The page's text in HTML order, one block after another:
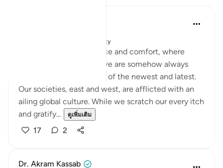
Muslim American Society
In this age of convenience and comfort, where
material ease abounds, we are somehow always
exhausted by the pursuit of the newest and latest.
Our societies, east and west, are afflicted with an
ailing global culture. While we scratch our every itch
and gratify...
ดูเพิ่มเติม
17 2
Dr. Akram Kassab